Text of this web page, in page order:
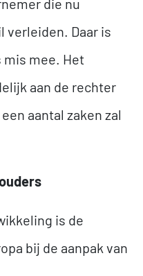
die nu
verleiden. Daar is
mee. Het
aan de rechter
aantal zaken zal
is de
bij de aanpak van